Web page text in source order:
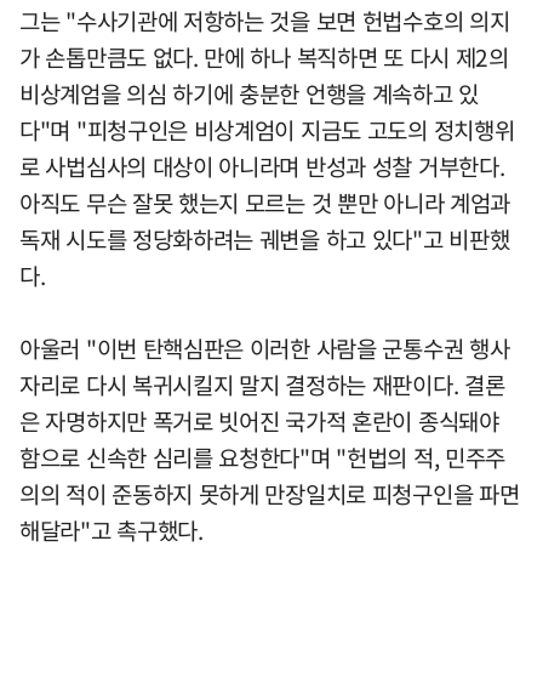
그는 "수사기관에 저항하는 것을 보면 헌법수호의 의지
가 손톱만큼도 없다. 만에 하나 복직하면 또 다시 제2의
비상계엄을 의심 하기에 충분한 언행을 계속하고 있
다"며 "피청구인은 비상계엄이 지금도 고도의 정치행위
로 사법심사의 대상이 아니라며 반성과 성찰 거부한다.
아직도 무슨 잘못 했는지 모르는 것 뿐만 아니라 계엄과
독재 시도를 정당화하려는 궤변을 하고 있다"고 비판했
다.
아울러 "이번 탄핵심판은 이러한 사람을 군통수권 행사
자리로 다시 복귀시킬지 말지 결정하는 재판이다. 결론
은 자명하지만 폭거로 빗어진 국가적 혼란이 종식돼야
함으로 신속한 심리를 요청한다"며 "헌법의 적, 민주주
의의 적이 준동하지 못하게 만장일치로 피청구인을 파면
해달라"고 촉구했다.